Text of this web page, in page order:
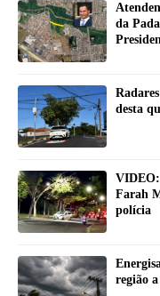
da
desta
Farah
polícia
região